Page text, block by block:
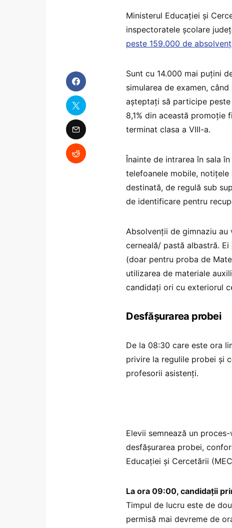
Ministerul Educației și
inspectoratele școlare
peste 159.000 de
Sunt cu 14.000 mai puțini
simularea de examen,
așteptați să participe peste
8,1% din această promoție
terminat clasa a VIII-a.
Înainte de intrarea în sala
telefoanele mobile,
destinată, de regulă sub
de identificare pentru
Absolvenții de gimnaziu
cerneală/ pastă albastră.
(doar pentru proba de
utilizarea de materiale
candidați ori cu exteriorul
Desfășurarea probei
De la 08:30 care este ora
privire la regulile probei și
profesorii asistenți.
Elevii semnează un
desfășurarea probei,
Educației și Cercetării
La ora 09:00, candidații
Timpul de lucru este de
permisă mai devreme de